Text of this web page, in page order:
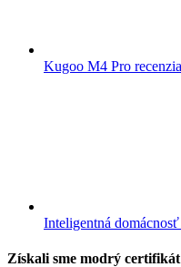
Kugoo M4 Pro recenzia
Inteligentná
Získali sme modrý certifikát